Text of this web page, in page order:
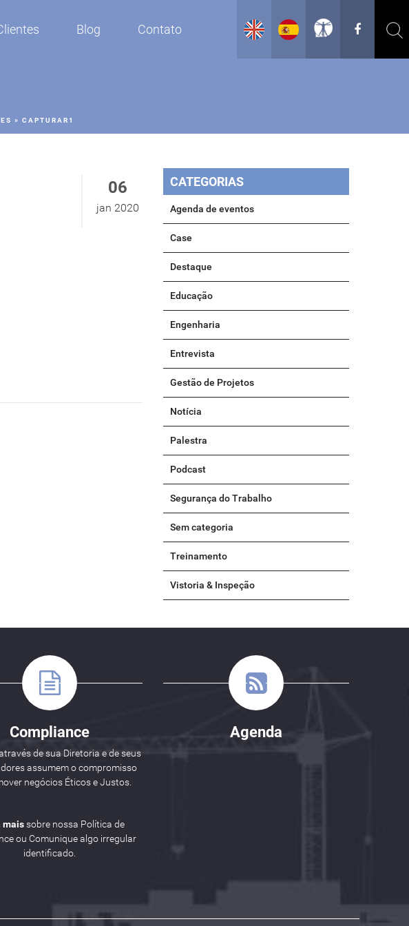
Blog Contato
» CAPTURAR1
06
jan 2020
CATEGORIAS
Agenda de eventos
Case
Destaque
Educação
Engenharia
Entrevista
Gestão de Projetos
Notícia
Palestra
Podcast
Segurança do Trabalho
Sem categoria
Treinamento
Vistoria & Inspeção
Compliance
de sua Diretoria e de seus
assumem o compromisso
negócios Éticos e Justos.
maissobre nossa Política de
ou Comunique algo irregular
identificado.
Agenda